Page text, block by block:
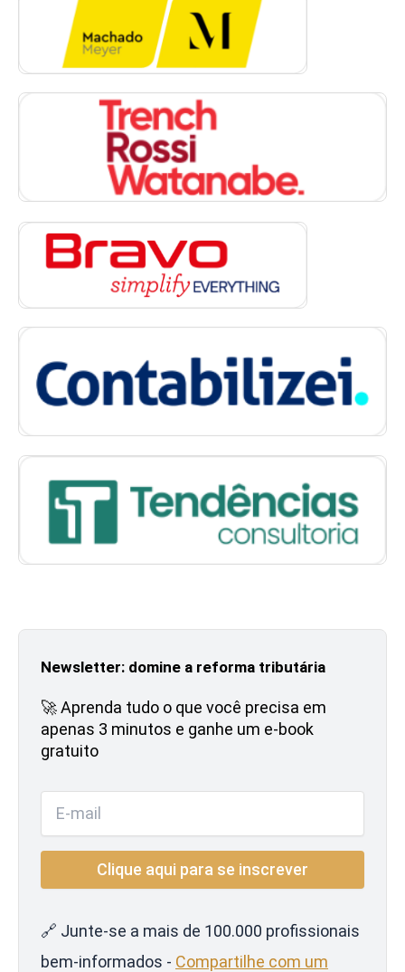
Newsletter: domine a reforma tributária
🚀 Aprenda tudo o que você precisa em
apenas 3 minutos e ganhe um e-book
gratuito
🔗 Junte-se a mais de 100.000 profissionais
bem-informados - Compartilhe com um